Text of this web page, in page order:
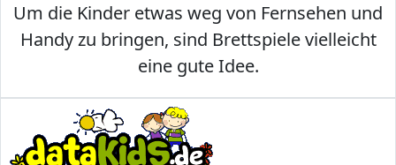
Um die Kinder etwas weg von Fernsehen und
Handy zu bringen, sind Brettspiele vielleicht
eine gute Idee.